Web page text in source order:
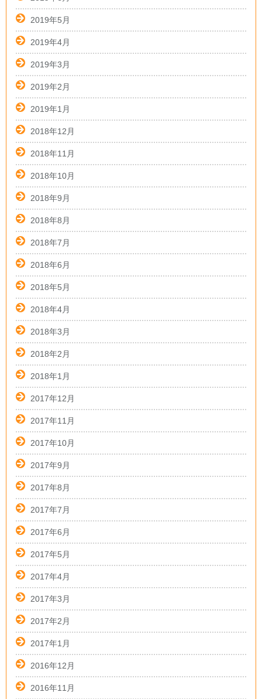
2019年5月
2019年4月
2019年3月
2019年2月
2019年1月
2018年12月
2018年11月
2018年10月
2018年9月
2018年8月
2018年7月
2018年6月
2018年5月
2018年4月
2018年3月
2018年2月
2018年1月
2017年12月
2017年11月
2017年10月
2017年9月
2017年8月
2017年7月
2017年6月
2017年5月
2017年4月
2017年3月
2017年2月
2017年1月
2016年12月
2016年11月